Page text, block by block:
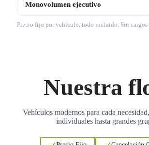
Monovolumen ejecutivo
Precio fijo por vehículo, todo incluido. Sin cargos
Nuestra
Vehículos modernos para cada
individuales hasta grandes